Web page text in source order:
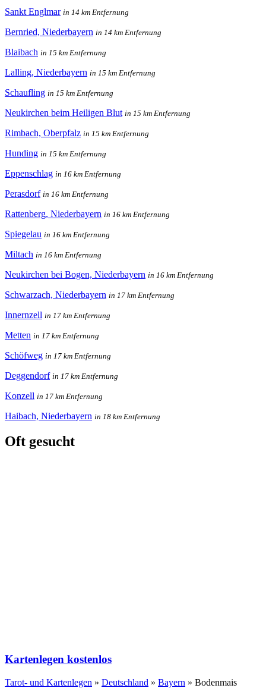
Sankt Englmar in 14 km Entfernung
Bernried, Niederbayern in 14 km Entfernung
Blaibach in 15 km Entfernung
Lalling, Niederbayern in 15 km Entfernung
Schaufling in 15 km Entfernung
Neukirchen beim Heiligen Blut in 15 km Entfernung
Rimbach, Oberpfalz in 15 km Entfernung
Hunding in 15 km Entfernung
Eppenschlag in 16 km Entfernung
Perasdorf in 16 km Entfernung
Rattenberg, Niederbayern in 16 km Entfernung
Spiegelau in 16 km Entfernung
Miltach in 16 km Entfernung
Neukirchen bei Bogen, Niederbayern in 16 km Entfernung
Schwarzach, Niederbayern in 17 km Entfernung
Innernzell in 17 km Entfernung
Metten in 17 km Entfernung
Schöfweg in 17 km Entfernung
Deggendorf in 17 km Entfernung
Konzell in 17 km Entfernung
Haibach, Niederbayern in 18 km Entfernung
Oft gesucht
Kartenlegen kostenlos
Tarot- und Kartenlegen » Deutschland » Bayern » Bodenmais